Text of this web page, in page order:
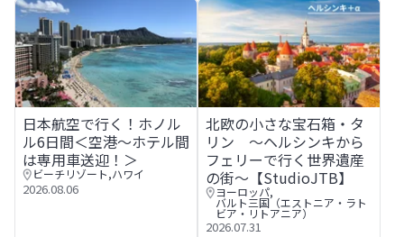
日本航空で行く！ホノルル6日間＜空港～ホテル間は専用車
日本航空で行く！ホノル
ル6日間＜空港～ホテル間
は専用車送迎！＞
ビーチリゾート,ハワイ
2026.08.06
北欧の小さな宝石箱・タリ
北欧の小さな宝石箱・タ
リン 〜ヘルシンキから
フェリーで行く世界遺産
の街〜【StudioJTB】
ヨーロッパ,
バルト三国（エストニア・ラト
ビア・リトアニア）
2026.07.31